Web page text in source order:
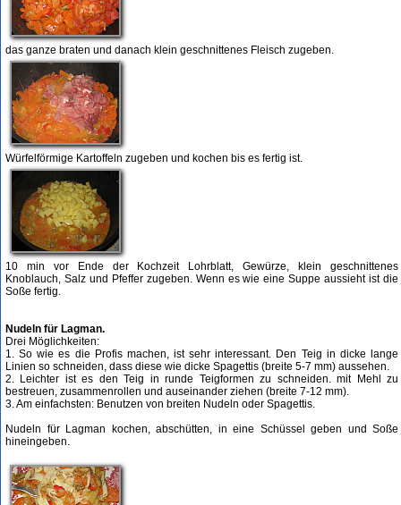
das ganze braten und danach klein geschnittenes Fleisch zugeben.
Würfelförmige Kartoffeln zugeben und kochen bis es fertig ist.
10 min vor Ende der Kochzeit Lohrblatt, Gewürze, klein geschnittenes
Knoblauch, Salz und Pfeffer zugeben. Wenn es wie eine Suppe aussieht ist die
Soße fertig.
Nudeln für Lagman.
Drei Möglichkeiten:
1. So wie es die Profis machen, ist sehr interessant. Den Teig in dicke lange
Linien so schneiden, dass diese wie dicke Spagettis (breite 5-7 mm) aussehen.
2. Leichter ist es den Teig in runde Teigformen zu schneiden. mit Mehl zu
bestreuen, zusammenrollen und auseinander ziehen (breite 7-12 mm).
3. Am einfachsten: Benutzen von breiten Nudeln oder Spagettis.
Nudeln für Lagman kochen, abschütten, in eine Schüssel geben und Soße
hineingeben.